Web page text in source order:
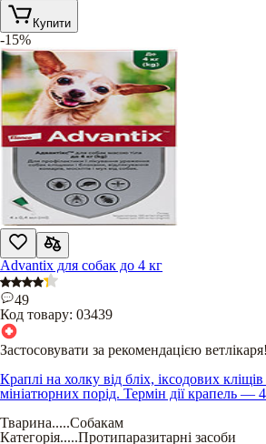
Купити
-15%
Advantix для собак до 4 кг
49
Код товару: 03439
Застосовувати за рекомендацією ветлікаря!
Краплі на холку від бліх, іксодових
мініатюрних порід. Термін дії крапель —
Тварина.....Собакам
Категорія.....Протипаразитарні засоби